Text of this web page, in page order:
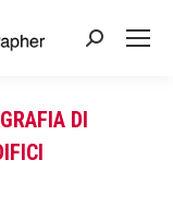
Search:
DI